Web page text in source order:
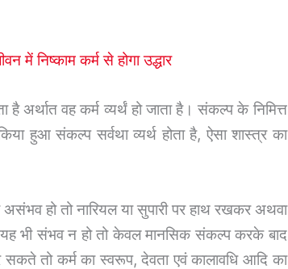
में निष्काम कर्म से होगा उद्धार
वह कर्म व्यर्थं हो जाता है। संकल्प के निमित्त
हुआ संकल्प सर्वथा व्यर्थ होता है, ऐसा शास्त्र का
हो तो नारियल या सुपारी पर हाथ रखकर अथवा
भी संभव न हो तो केवल मानसिक संकल्प करके बाद
तो कर्म का स्वरूप, देवता एवं कालावधि आदि का